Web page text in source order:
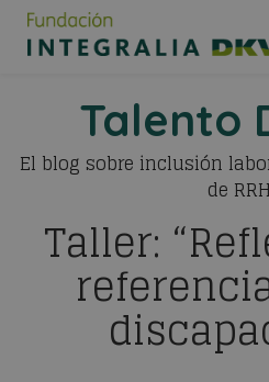
Talento
El blog sobre inclusión
de
Taller: